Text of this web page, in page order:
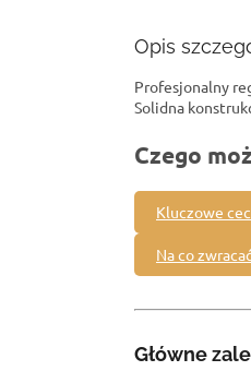
Opis
Profesjonalny
Solidna
Czego
Kluczowe
Na co
Główne